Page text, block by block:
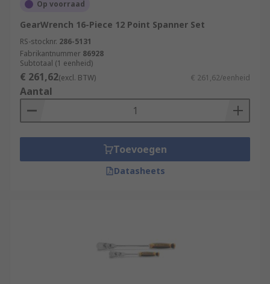
Op voorraad
GearWrench 16-Piece 12 Point Spanner Set
RS-stocknr. 286-5131
Fabrikantnummer 86928
Subtotaal (1 eenheid)
€ 261,62(excl. BTW) € 261,62/eenheid
Aantal
Toevoegen
Datasheets